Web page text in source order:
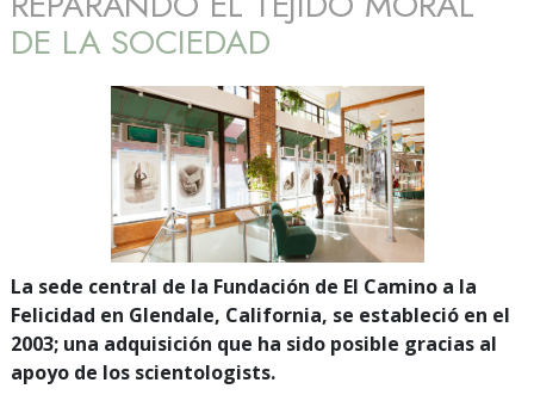
DE LA SOCIEDAD
La sede central de la Fundación de El Camino a la
Felicidad en Glendale, California, se estableció en el
2003; una adquisición que ha sido posible gracias al
apoyo de los scientologists.